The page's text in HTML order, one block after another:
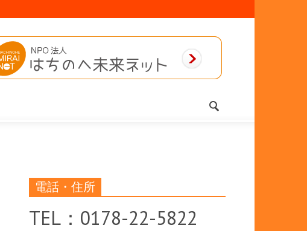
電話・住所
TEL：0178-22-5822